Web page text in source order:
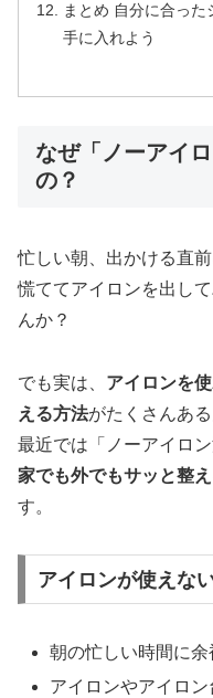
まとめ 自分に合っ
手に入れよう
なぜ「ノーアイ
の？
忙しい朝、出かける直
慌ててアイロンを出し
んか？
でも実は、 アイロンを
える方法がたくさんある
最近では「ノーアイロ
家でも外でもサッと整
す。
アイロンが使えな
朝の忙しい時間に余
アイロンやアイロ